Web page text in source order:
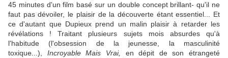
45 minutes d'un film basé sur un double concept brillant- qu'il ne
faut pas dévoiler, le plaisir de la découverte étant essentiel... Et
ce d'autant que Dupieux prend un malin plaisir à retarder les
révélations ! Traitant plusieurs sujets mois absurdes qu'à
l'habitude (l'obsession de la jeunesse, la masculinité
toxique...), Incroyable Mais Vrai,
en dépit de son étrangeté